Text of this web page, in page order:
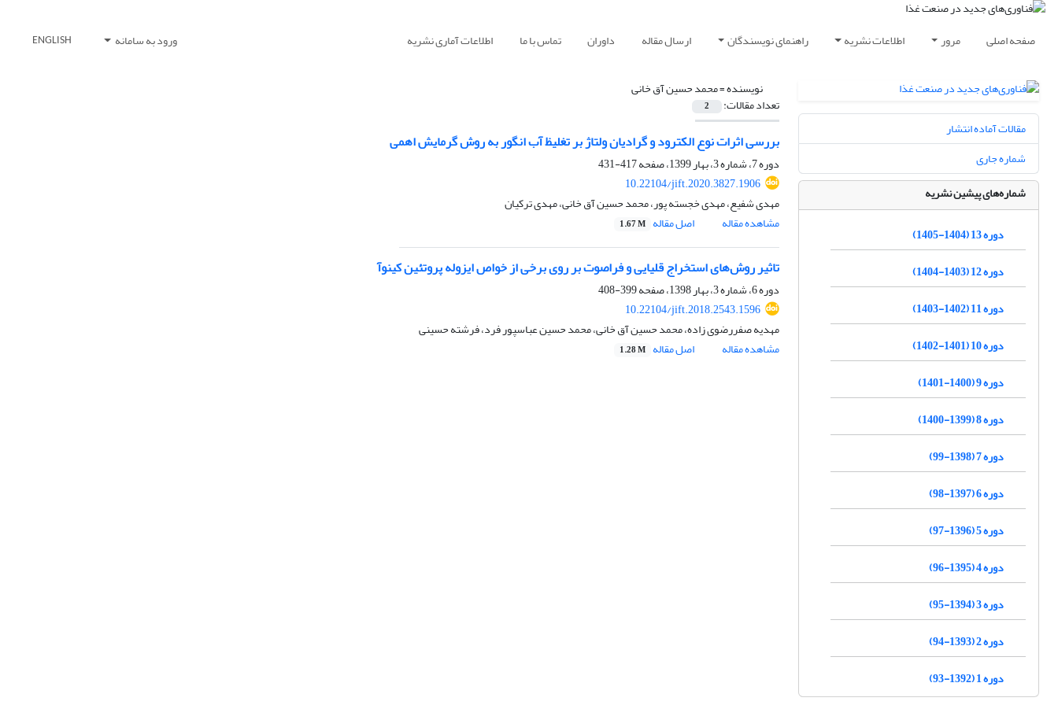
صفحه اصلی مرور اطلاعات نشریه راهنمای نویسندگان ارسال مقاله داوران تماس با ما اطلاعات آماری نشریه ورود به سامانه ENGLISH
نویسنده =محمد حسین آق خانی
تعداد مقالات: 2
بررسی اثرات نوع الکترود و گرادیان ولتاژ بر تغلیظ آب انگور به روش گرمایش اهمی
دوره 7، شماره 3، بهار 1399، صفحه
417-431
10.22104/jift.2020.3827.1906
مهدی شفیع، مهدی خجسته پور، محمد حسین آق خانی، مهدی ترکیان
مشاهده مقاله
اصل مقاله 1.67 M
تاثیر روش‌های استخراج قلیایی و فراصوت بر روی برخی از خواص ایزوله پروتئین کینوآ
دوره 6، شماره 3، بهار 1398، صفحه
399-408
10.22104/jift.2018.2543.1596
مهدیه صفررضوی زاده، محمد حسین آق خانی، محمد حسین عباسپور فرد، فرشته حسینی
مشاهده مقاله
اصل مقاله 1.28 M
مقالات آماده انتشار
شماره جاری
شماره‌های پیشین نشریه
دوره 13 (1404-1405)
دوره 12 (1403-1404)
دوره 11 (1402-1403)
دوره 10 (1401-1402)
دوره 9 (1400-1401)
دوره 8 (1399-1400)
دوره 7 (1398-99)
دوره 6 (1397-98)
دوره 5 (1396-97)
دوره 4 (1395-96)
دوره 3 (1394-95)
دوره 2 (1393-94)
دوره 1 (1392-93)